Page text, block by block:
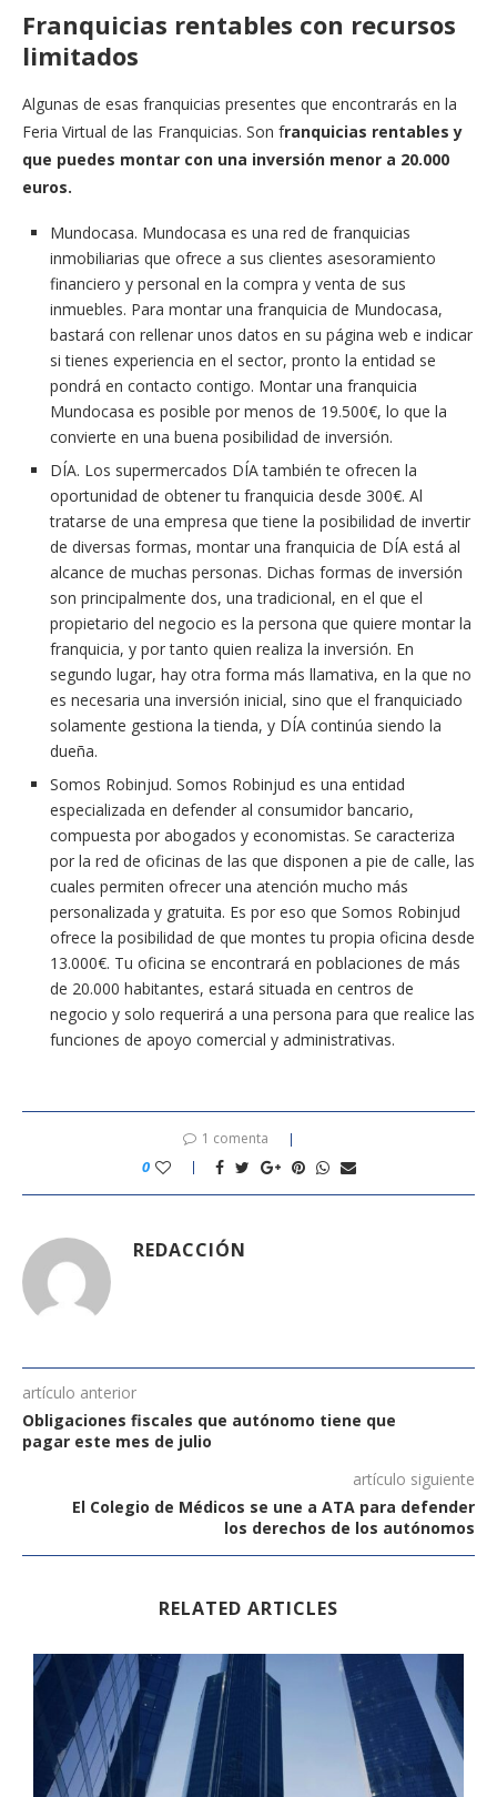
Franquicias rentables con recursos
limitados
Algunas de esas franquicias presentes que encontrarás en la
Feria Virtual de las Franquicias. Son franquicias rentables y
que puedes montar con una inversión menor a 20.000
euros.
Mundocasa. Mundocasa es una red de franquicias
inmobiliarias que ofrece a sus clientes asesoramiento
financiero y personal en la compra y venta de sus
inmuebles. Para montar una franquicia de Mundocasa,
bastará con rellenar unos datos en su página web e indicar
si tienes experiencia en el sector, pronto la entidad se
pondrá en contacto contigo. Montar una franquicia
Mundocasa es posible por menos de 19.500€, lo que la
convierte en una buena posibilidad de inversión.
DÍA. Los supermercados DÍA también te ofrecen la
oportunidad de obtener tu franquicia desde 300€. Al
tratarse de una empresa que tiene la posibilidad de invertir
de diversas formas, montar una franquicia de DÍA está al
alcance de muchas personas. Dichas formas de inversión
son principalmente dos, una tradicional, en el que el
propietario del negocio es la persona que quiere montar la
franquicia, y por tanto quien realiza la inversión. En
segundo lugar, hay otra forma más llamativa, en la que no
es necesaria una inversión inicial, sino que el franquiciado
solamente gestiona la tienda, y DÍA continúa siendo la
dueña.
Somos Robinjud. Somos Robinjud es una entidad
especializada en defender al consumidor bancario,
compuesta por abogados y economistas. Se caracteriza
por la red de oficinas de las que disponen a pie de calle, las
cuales permiten ofrecer una atención mucho más
personalizada y gratuita. Es por eso que Somos Robinjud
ofrece la posibilidad de que montes tu propia oficina desde
13.000€. Tu oficina se encontrará en poblaciones de más
de 20.000 habitantes, estará situada en centros de
negocio y solo requerirá a una persona para que realice las
funciones de apoyo comercial y administrativas.
1 comenta
0
REDACCIÓN
artículo anterior
Obligaciones fiscales que autónomo tiene que
pagar este mes de julio
artículo siguiente
El Colegio de Médicos se une a ATA para defender
los derechos de los autónomos
RELATED ARTICLES